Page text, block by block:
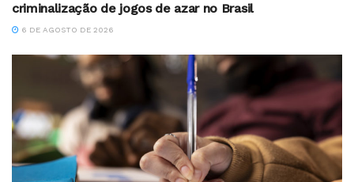
criminalização de jogos de azar no Brasil
6 DE AGOSTO DE 2026